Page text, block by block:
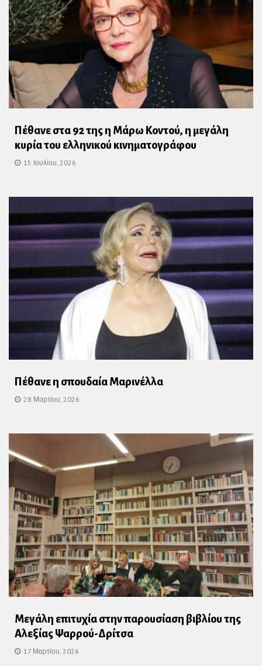
Πέθανε στα 92 της η Μάρω Κοντού, η μεγάλη
κυρία του ελληνικού κινηματογράφου
15 Ιουλίου, 2026
Πέθανε η σπουδαία Μαρινέλλα
28 Μαρτίου, 2026
Μεγάλη επιτυχία στην παρουσίαση βιβλίου της
Αλεξίας Ψαρρού-Δρίτσα
17 Μαρτίου, 2026